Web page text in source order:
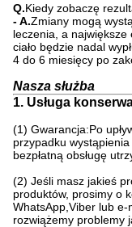
Q.Kiedy zobaczę
- A.Zmiany mogą
leczenia, a
ciało będzie nadal
4 do 6 miesięcy po
Nasza służba
1. Usługa
(1) Gwarancja:Po
przypadku
bezpłatną obsługę
(2) Jeśli masz jakieś
produktów, prosimy o
WhatsApp,Viber lub
rozwiążemy problemy